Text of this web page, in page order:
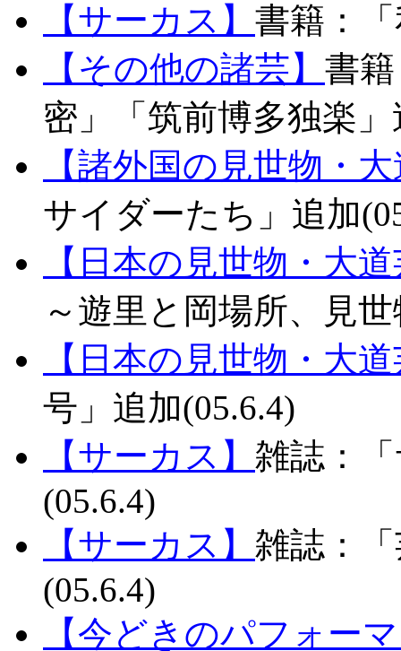
【サーカス】 書籍：
【その他の諸芸】 書
密」「筑前博多独楽」
【諸外国の見世物・
サイダーたち」追加
【日本の見世物・大
～遊里と岡場所、見
【日本の見世物・大
号」追加(05.6.4)
【サーカス】 雑誌：
(05.6.4)
【サーカス】 雑誌：
(05.6.4)
【今どきのパフォー